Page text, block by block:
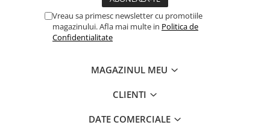
Vreau sa primesc newsletter cu promotiile
magazinului. Afla mai multe in Politica de
Confidentialitate
MAGAZINUL MEU
CLIENTI
DATE COMERCIALE